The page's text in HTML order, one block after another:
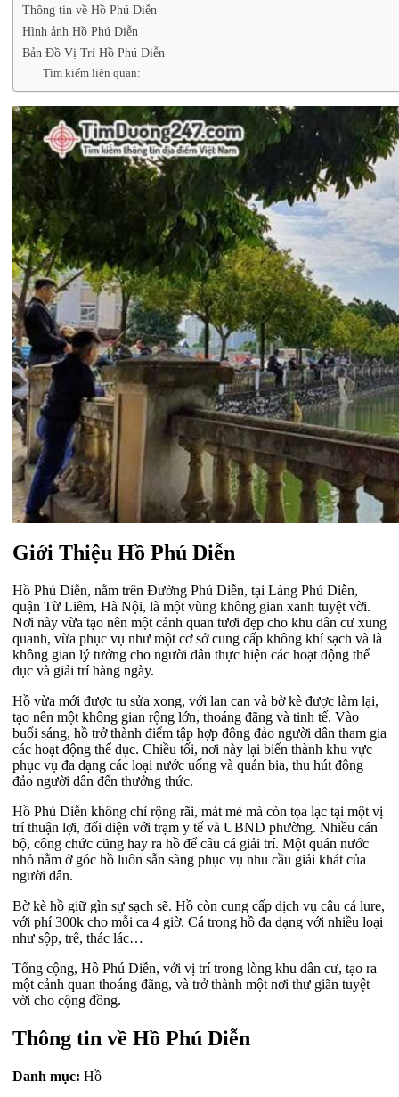
Thông tin về Hồ Phú Diễn
Hình ảnh Hồ Phú Diễn
Bản Đồ Vị Trí Hồ Phú Diễn
Tìm kiếm liên quan:
Giới Thiệu Hồ Phú Diễn
Hồ Phú Diễn, nằm trên Đường Phú Diễn, tại Làng Phú Diễn,
quận Từ Liêm, Hà Nội, là một vùng không gian xanh tuyệt vời.
Nơi này vừa tạo nên một cảnh quan tươi đẹp cho khu dân cư xung
quanh, vừa phục vụ như một cơ sở cung cấp không khí sạch và là
không gian lý tưởng cho người dân thực hiện các hoạt động thể
dục và giải trí hàng ngày.
Hồ vừa mới được tu sửa xong, với lan can và bờ kè được làm lại,
tạo nên một không gian rộng lớn, thoáng đãng và tinh tế. Vào
buổi sáng, hồ trở thành điểm tập hợp đông đảo người dân tham gia
các hoạt động thể dục. Chiều tối, nơi này lại biến thành khu vực
phục vụ đa dạng các loại nước uống và quán bia, thu hút đông
đảo người dân đến thưởng thức.
Hồ Phú Diễn không chỉ rộng rãi, mát mẻ mà còn tọa lạc tại một vị
trí thuận lợi, đối diện với trạm y tế và UBND phường. Nhiều cán
bộ, công chức cũng hay ra hồ để câu cá giải trí. Một quán nước
nhỏ nằm ở góc hồ luôn sẵn sàng phục vụ nhu cầu giải khát của
người dân.
Bờ kè hồ giữ gìn sự sạch sẽ. Hồ còn cung cấp dịch vụ câu cá lure,
với phí 300k cho mỗi ca 4 giờ. Cá trong hồ đa dạng với nhiều loại
như sộp, trê, thác lác…
Tổng cộng, Hồ Phú Diễn, với vị trí trong lòng khu dân cư, tạo ra
một cảnh quan thoáng đãng, và trở thành một nơi thư giãn tuyệt
vời cho cộng đồng.
Thông tin về Hồ Phú Diễn
Danh mục: Hồ